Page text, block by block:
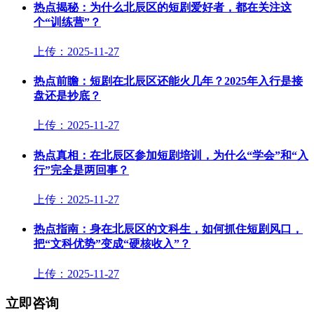
热点揭秘：为什么北辰区的短剧爱好者，都在关注这
个“训练营”？
上传：2025-11-27
热点前瞻：短剧在北辰区还能火几年？2025年入行是接
盘还是抄底？
上传：2025-11-27
热点真相：在北辰区参加短剧培训，为什么“学会”和“入
行”完全是两回事？
上传：2025-11-27
热点指南：身在北辰区的文科生，如何抓住短剧风口，
把“文科优势”变成“硬核收入”？
上传：2025-11-27
立即咨询